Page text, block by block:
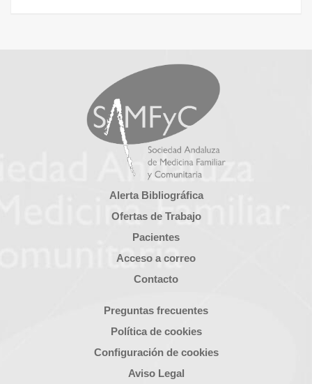
Alerta Bibliográfica
Ofertas de Trabajo
Pacientes
Acceso a correo
Contacto
Preguntas frecuentes
Política de cookies
Configuración de cookies
Aviso Legal